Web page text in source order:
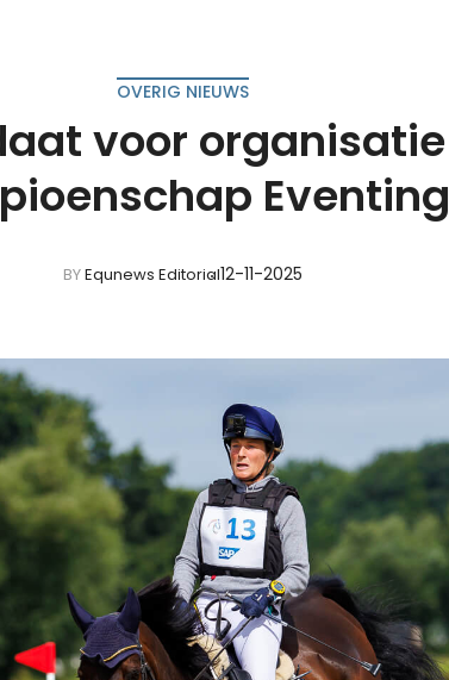
OVERIG NIEUWS
voor organisatie
BYEqunews Editorial12-11-2025